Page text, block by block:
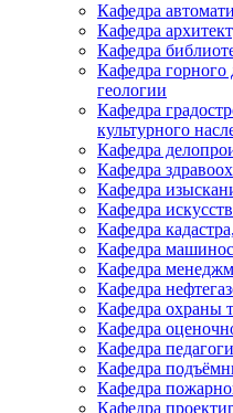
Кафедра
Кафедра
Кафедра
Кафедра горного
геологии
Кафедра
культурного
Кафедра
Кафедра
Кафедра
Кафедра
Кафедра
Кафедра
Кафедра
Кафедра
Кафедра охраны
Кафедра
Кафедра
Кафедра
Кафедра
Кафедра